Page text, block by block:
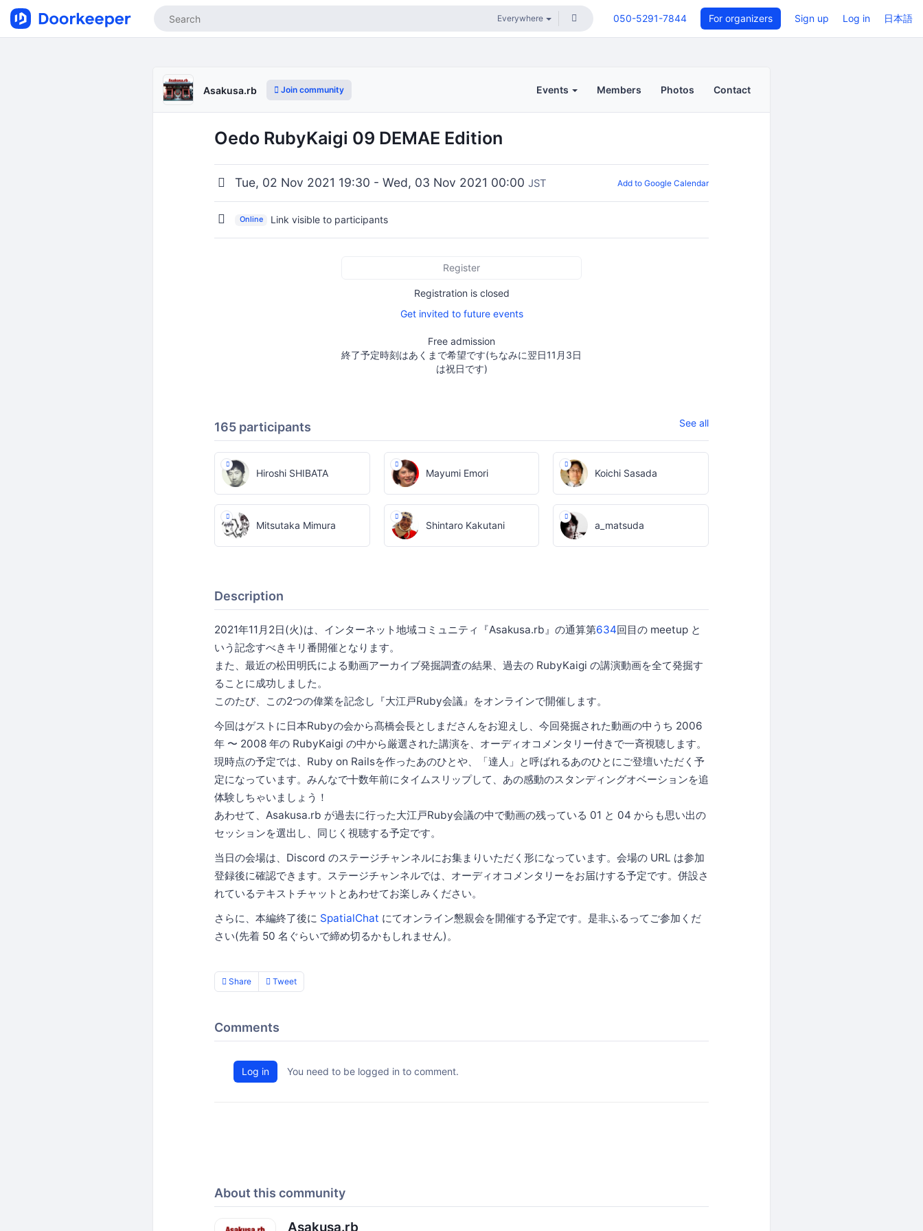
050-5291-7844 For organizers Sign up Log in 日本語
Asakusa.rb Join community Events Members Photos Contact
Oedo RubyKaigi 09 DEMAE Edition
Tue, 02 Nov 2021 19:30 - Wed, 03 Nov 2021 00:00 JST Add to Google Calendar
Online Link visible to participants
Register
Registration is closed
Get invited to future events
Free admission
終了予定時刻はあくまで希望です(ちなみに翌日11月3日
は祝日です)
165 participants See all
Hiroshi SHIBATA Mayumi Emori Koichi Sasada
Mitsutaka Mimura Shintaro Kakutani a_matsuda
Description
2021年11月2日(火)は、インターネット地域コミュニティ『Asakusa.rb』の通算第634回目の meetup と
いう記念すべきキリ番開催となります。
また、最近の松田明氏による動画アーカイブ発掘調査の結果、過去の RubyKaigi の講演動画を全て発掘す
ることに成功しました。
このたび、この2つの偉業を記念し『大江戸Ruby会議』をオンラインで開催します。
今回はゲストに日本Rubyの会から髙橋会長としまださんをお迎えし、今回発掘された動画の中うち 2006
年 〜 2008 年の RubyKaigi の中から厳選された講演を、オーディオコメンタリー付きで一斉視聴します。
現時点の予定では、Ruby on Railsを作ったあのひとや、「達人」と呼ばれるあのひとにご登壇いただく予
定になっています。みんなで十数年前にタイムスリップして、あの感動のスタンディングオベーションを追
体験しちゃいましょう！
あわせて、Asakusa.rb が過去に行った大江戸Ruby会議の中で動画の残っている 01 と 04 からも思い出の
セッションを選出し、同じく視聴する予定です。
当日の会場は、Discord のステージチャンネルにお集まりいただく形になっています。会場の URL は参加
登録後に確認できます。ステージチャンネルでは、オーディオコメンタリーをお届けする予定です。併設さ
れているテキストチャットとあわせてお楽しみください。
さらに、本編終了後に SpatialChat にてオンライン懇親会を開催する予定です。是非ふるってご参加くだ
さい(先着 50 名ぐらいで締め切るかもしれません)。
Share Tweet
Comments
Log in You need to be logged in to comment.
About this community
Asakusa.rb